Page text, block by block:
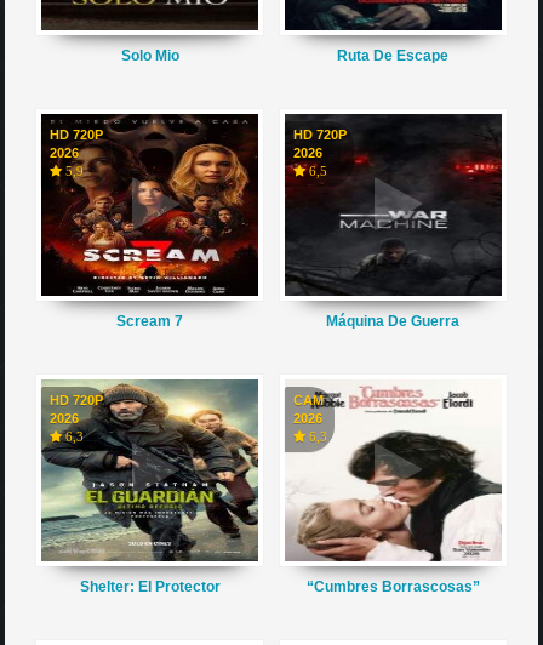
Solo Mio Ruta De Escape
HD 720P
2026
5,9
Scream 7
HD 720P
2026
6,5
Máquina De Guerra
HD 720P
2026
6,3
Shelter: El Protector
CAM
2026
6,3
“Cumbres Borrascosas”